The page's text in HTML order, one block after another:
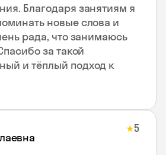
Благодаря занятиям я
новые слова и
рада, что занимаюсь
за такой
и тёплый подход к
★5